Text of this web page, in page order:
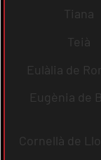
Tiana
Teià
Eulàlia de
Eugènia de
Cornellà de